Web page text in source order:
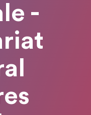
-